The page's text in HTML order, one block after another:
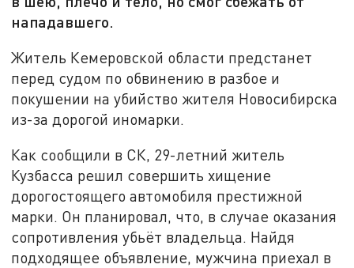
нападавшего.
Житель Кемеровской области предстанет
перед судом по обвинению в разбое и
покушении на убийство жителя Новосибирска
из-за дорогой иномарки.
Как сообщили в СК, 29-летний житель
Кузбасса решил совершить хищение
дорогостоящего автомобиля престижной
марки. Он планировал, что, в случае оказания
сопротивления убьёт владельца. Найдя
подходящее объявление, мужчина приехал в